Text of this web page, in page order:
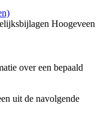
Hoogeveen
over een bepaald
uit de navolgende